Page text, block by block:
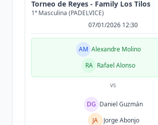
Torneo de Reyes - Family Los Tilos
1ª Masculina (PADELVICE)
07/01/2026 12:30
AM Alexandre Molino
RA Rafael Alonso
vs
DG Daniel Guzmán
JA
Jorge Abonjo